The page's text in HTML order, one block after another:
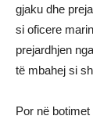
gjaku dhe
si oficere
prejardhjen
të mbahej si
Por në